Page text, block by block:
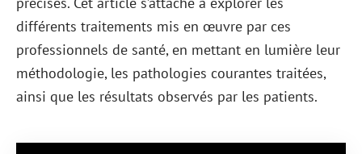
différents traitements mis en œuvre par ces
professionnels de santé, en mettant en lumière leur
méthodologie, les pathologies courantes traitées,
ainsi que les résultats observés par les patients.